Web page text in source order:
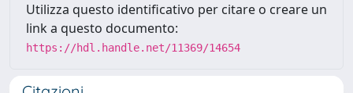
Utilizza questo identificativo per citare o creare un
link a questo documento:
https://hdl.handle.net/11369/14654